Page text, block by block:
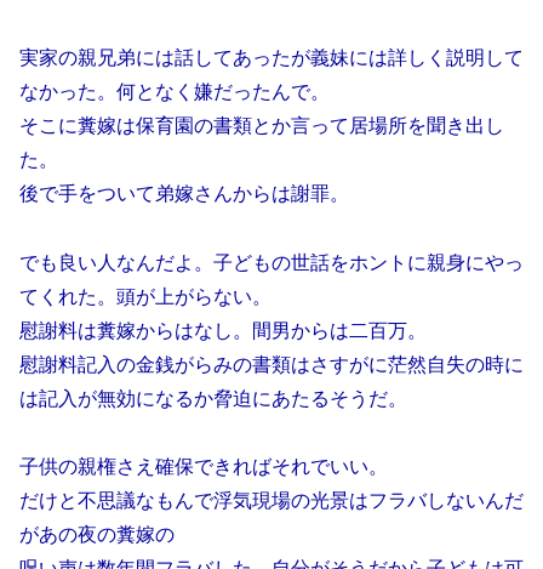
実家の親兄弟には話してあったが義妹には詳しく説明して
なかった。何となく嫌だったんで。
そこに糞嫁は保育園の書類とか言って居場所を聞き出し
た。
後で手をついて弟嫁さんからは謝罪。
でも良い人なんだよ。子どもの世話をホントに親身にやっ
てくれた。頭が上がらない。
慰謝料は糞嫁からはなし。間男からは二百万。
慰謝料記入の金銭がらみの書類はさすがに茫然自失の時に
は記入が無効になるか脅迫にあたるそうだ。
子供の親権さえ確保できればそれでいい。
だけと不思議なもんで浮気現場の光景はフラバしないんだ
があの夜の糞嫁の